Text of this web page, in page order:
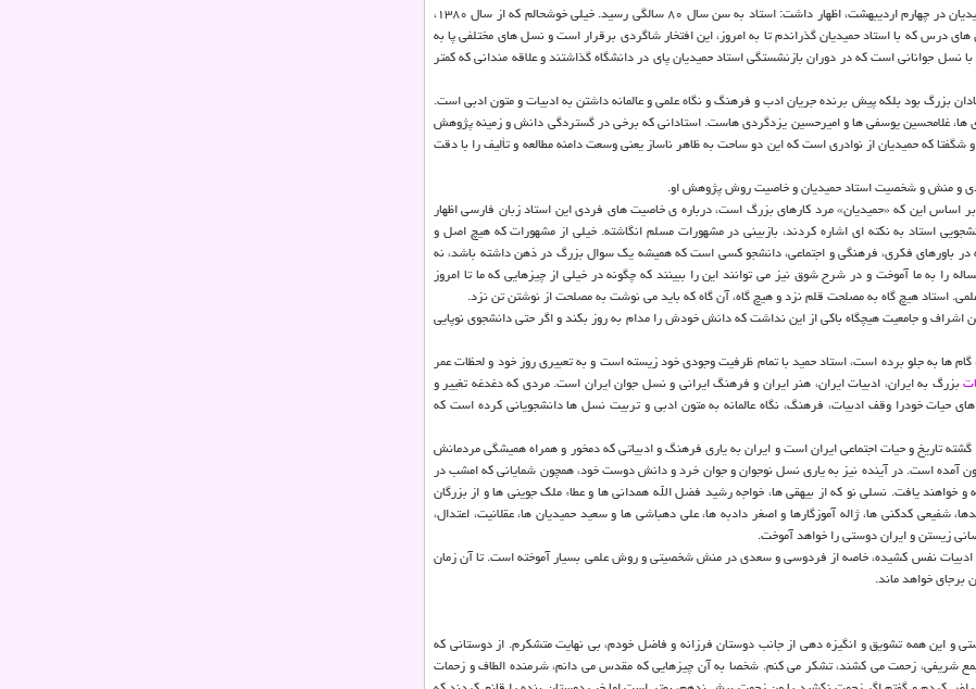
، با اشاره به زادروز حمید سعیدیان در چهارم اردیبهشت، اظهار داشت: استاد به سن سال ۸۰ سالگی رسید. خیلی خوشحالم که از سال ۱۳۸۰،
های درس که با استاد حمیدیان گذراندم تا به امروز، این افتخار شاگردی برقرار است و نسل های مختلفی پا به
نسل جوانانی است که در دوران بازنشستگی استاد حمیدیان پای در دانشگاه گذاشتند و علاقه مندانی که کمتر
بزرگ بود بلکه پیش برنده جریان ادب و فرهنگ و نگاه علمی و عالمانه داشتن به ادبیات و متون ادبی است.
ها، غلامحسین یوسفی ها و امیرحسین یزدگردی هاست. استادانی که برخی در گستردگی دانش و زمینه پژوهش
که حمیدیان از نوادری است که این دو ساحت به ظاهر ناساز یعنی وسعت دامنه مطالعه و تألیف را با دقت
و منش و شخصیت استاد حمیدیان و خاصیت روش پژوهش او.
اساس این که «حمیدیان» مرد کارهای بزرگ است، درباره ی خاصیت های فردی این استاد زبان فارسی اظهار
استاد به نکته ای اشاره کردند، بازبینی در مشهورات مسلم انگاشته. خیلی از مشهورات که هیچ اصل و
در باورهای فکری، فرهنگی و اجتماعی، دانشجو کسی است که همیشه یک سوال بزرگ در ذهن داشته باشد، نه
را به ما آموخت و در شرح شوق نیز می توانند این را ببینند که چگونه در خیلی از چیزهایی که ما تا امروز
استاد هیچ گاه به مصلحت قلم نزد و هیچ گاه، آن گاه که باید می نوشت به مصلحت از نوشتن تن نزد.
و جامعیت هیچگاه باکی از این نداشت که دانش خودش را مدام به روز بکند و اگر حتی دانشجوی نوپایی
ها به جلو برده است، استاد حمید با تمام ظرفیت وجودی خود زیسته است و به تعبیری روز خود و لحظات عمر
بزرگ به ایران، ادبیات ایران، هنر ایران و فرهنگ ایرانی و نسل جوان ایران است. مردی که دغدغه تغییر و
حیات خودرا وقف ادبیات، فرهنگ، نگاه عالمانه به متون ادبی و تربیت نسل ها دانشجویانی کرده است که
تاریخ و حیات اجتماعی ایران است و ایران به یاری فرهنگ و ادبیاتی که دمخور و همراه همیشگی مردمانش
آمده است. در آینده نیز به یاری نسل نوجوان و جوان خرد و دانش دوست خود، همچون شمایانی که امشب در
خواهند یافت. نسلی نو که از بیهقی ها، خواجه رشید فضل الله همدانی ها و عطاء ملک جوینی ها و از بزرگان
شفیعی کدکنی ها، ژاله آموزگارها و اصغر دادبه ها، علی دهباشی ها و سعید حمیدیان ها، عقلانیت، اعتدال،
زیستن و ایران دوستی را خواهد آموخت.
با ادبیات نفس کشیده، خاصه از فردوسی و سعدی در منش شخصیتی و روش علمی بسیار آموخته است. تا آن زمان
برجای خواهد ماند.
و این همه تشویق و انگیزه دهی از جانب دوستان فرزانه و فاضل خودم، بی نهایت متشکرم. از دوستانی که
شریفی، زحمت می کشند، تشکر می کنم. شخصا به آن چیزهایی که مقدس می دانم، شرمنده الطاف و زحمات